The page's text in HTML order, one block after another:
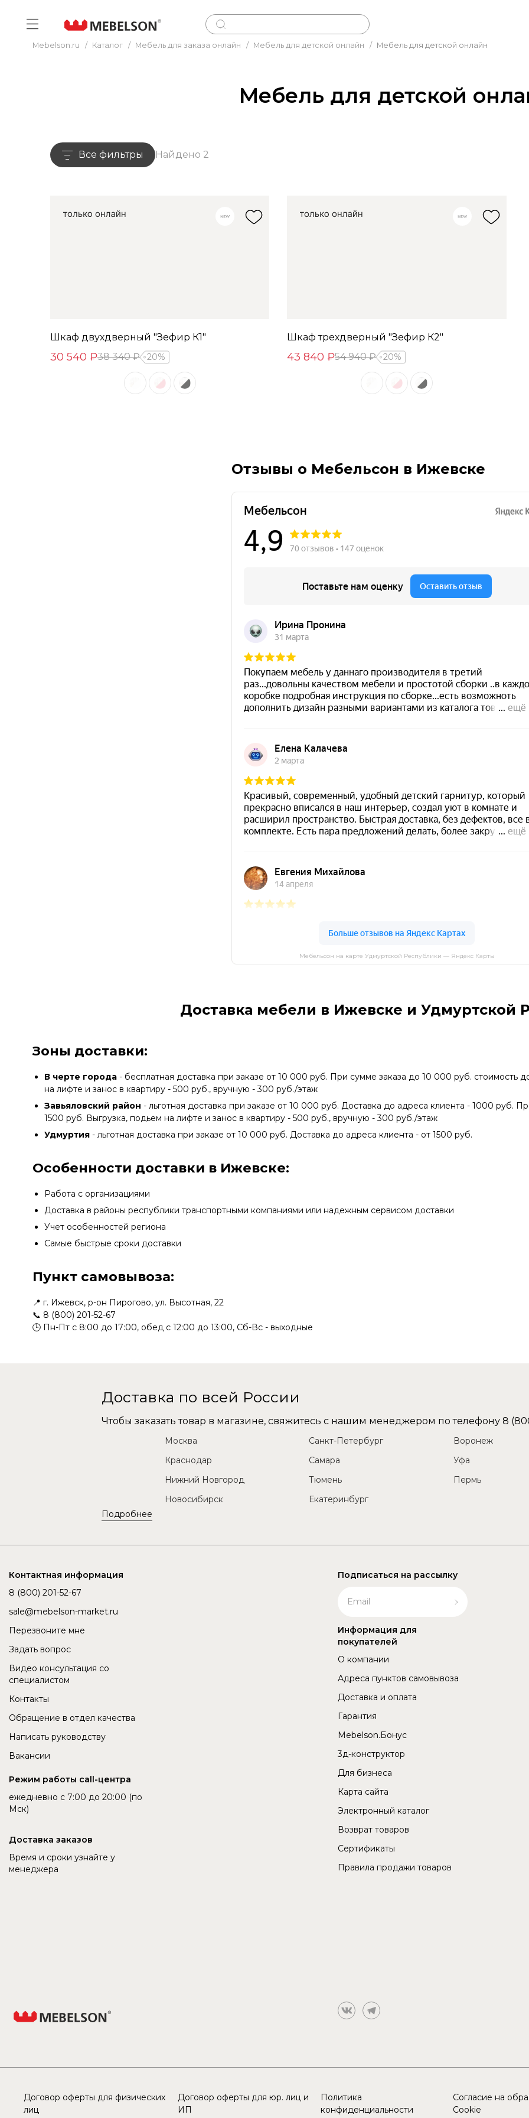
Mebelson.ru / Каталог / Мебель для заказа онлайн / Мебель для детской онлайн / Мебель для детской онлайн
Мебель для детской
Все фильтры Найдено 2
Шкаф двухдверный "Зефир К1"
30 540 ₽38 340 ₽ 20%
Шкаф трехдверный "Зефир К2"
43 840 ₽54 940 ₽ 20%
Отзывы о Мебельсон в Ижевске
Мебельсон на карте Удмуртской Республики — Яндекс Карты
Доставка мебели в Ижевске и Удмуртской
Зоны доставки:
В черте города - бесплатная доставка при заказе от 10 000 руб. При сумме заказа до 10 000 руб. стоимость
на лифте и занос в квартиру - 500 руб., вручную - 300 руб./этаж
Завьяловский район - льготная доставка при заказе от 10 000 руб. Доставка до адреса клиента - 1000 руб.
1500 руб. Выгрузка, подьем на лифте и занос в квартиру - 500 руб., вручную - 300 руб./этаж
Удмуртия - льготная доставка при заказе от 10 000 руб. Доставка до адреса клиента - от 1500 руб.
Особенности доставки в Ижевске:
Работа с организациями
Доставка в районы республики транспортными компаниями или надежным сервисом доставки
Учет особенностей региона
Самые быстрые сроки доставки
Пункт самовывоза:
📍 г. Ижевск, р-он Пирогово, ул. Высотная, 22
📞 8 (800) 201-52-67
🕒 Пн-Пт с 8:00 до 17:00, обед с 12:00 до 13:00, Сб-Вс - выходные
Доставка по всей России
Чтобы заказать товар в магазине, свяжитесь с нашим менеджером по телефону 8
Подробнее
Москва Санкт-Петербург
Воронеж
Краснодар
Самара
Уфа
Нижний Новгород
Тюмень
Пермь
Новосибирск
Екатеринбург
Контактная информация
8 (800) 201-52-67
sale@mebelson-market.ru
Перезвоните мне
Задать вопрос
Видео консультация со
специалистом
Контакты
Обращение в отдел качества
Написать руководству
Вакансии
Режим работы call-центра
ежедневно с 7:00 до 20:00 (по
Мск)
Доставка заказов
Время и сроки узнайте у
менеджера
Подписаться на рассылку
Информация для
покупателей
О компании
Адреса пунктов самовывоза
Доставка и оплата
Гарантия
Mebelson.Бонус
3д-конструктор
Для бизнеса
Карта сайта
Электронный каталог
Возврат товаров
Сертификаты
Правила продажи товаров
Договор оферты для физических
лиц
Договор оферты для юр. лиц и
ИП
Политика
конфиденциальности
Согласие на
Cookie